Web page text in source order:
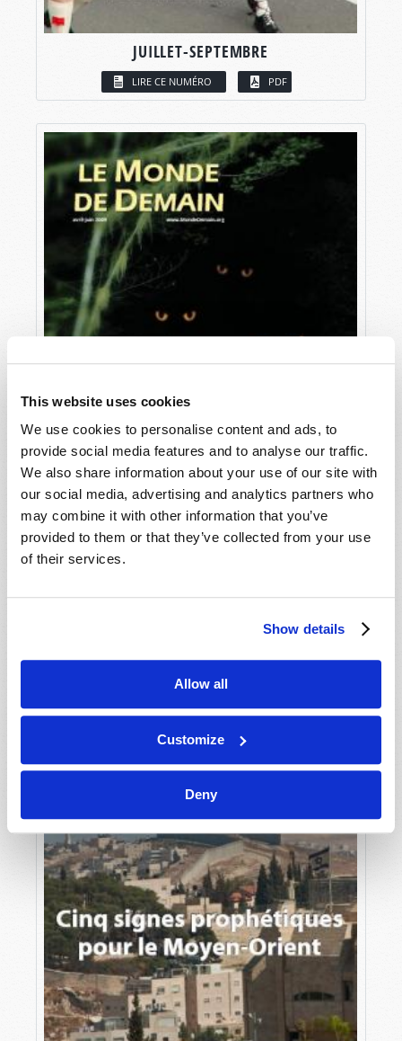
This website uses cookies
We use cookies to personalise content and ads, to
provide social media features and to analyse our traffic.
We also share information about your use of our site with
our social media, advertising and analytics partners who
may combine it with other information that you’ve
provided to them or that they’ve collected from your use
of their services.
Show details
Allow all
Customize
Deny
JUILLET-SEPTEMBRE
LIRE CE NUMÉRO PDF
LIRE CE NUMÉRO PDF